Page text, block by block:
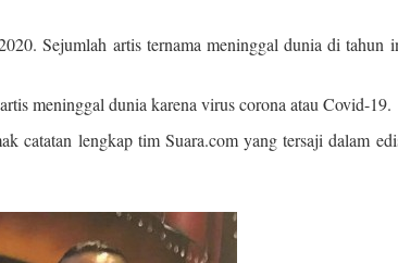
Sejumlah artis ternama meninggal dunia di tahun
meninggal dunia karena virus corona atau Covid-19.
catatan lengkap tim Suara.com yang tersaji dalam